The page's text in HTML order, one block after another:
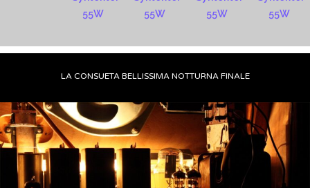
LA CONSUETA BELLISSIMA NOTTURNA FINALE